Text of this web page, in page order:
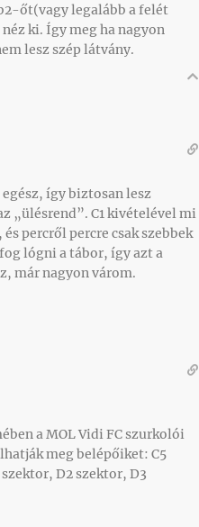
őt(vagy legalább a felét
ki. Így meg ha nagyon
lesz szép látvány.
így biztosan lesz
„ülésrend”. C1 kivételével mi
percről percre csak szebbek
lógni a tábor, így azt a
már nagyon várom.
a MOL Vidi FC szurkolói
meg belépőiket: C5
D2 szektor, D3